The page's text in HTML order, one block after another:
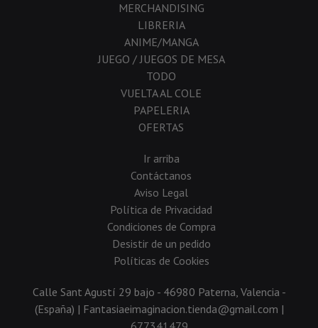
MERCHANDISING
LIBRERIA
ANIME/MANGA
JUEGO / JUEGOS DE MESA
TODO
VUELTA AL COLE
PAPELERIA
OFERTAS
Ir arriba
Contáctanos
Aviso Legal
Política de Privacidad
Condiciones de Compra
Desistir de un pedido
Políticas de Cookies
Calle Sant Agustí 29 bajo - 46980 Paterna, Valencia -
(España) | Fantasiaeimaginacion.tienda@gmail.com |